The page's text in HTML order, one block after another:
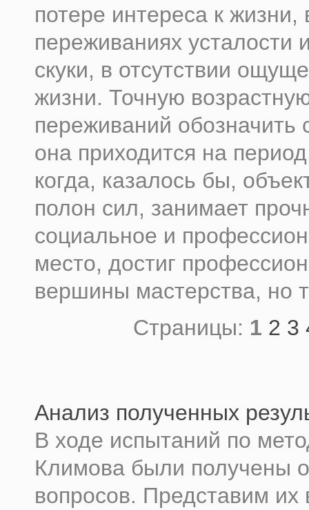
потере интереса к жизни,
переживаниях усталости
скуки, в отсутствии
жизни. Точную
переживаний обозначить
она приходится на
когда, казалось бы,
полон сил, занимает
социальное и
место, достиг
вершины мастерства, но
Страницы: 1 2 3
Анализ полученных
В ходе испытаний по
Климова были получены
вопросов. Представим их